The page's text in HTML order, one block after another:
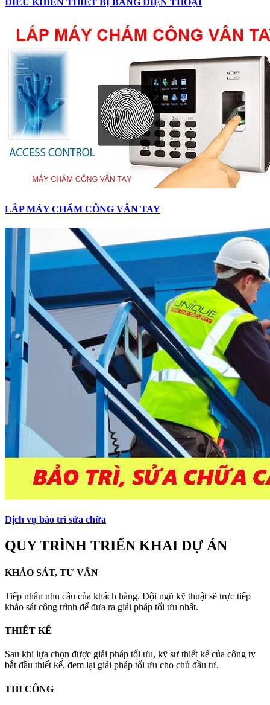
ĐIỀU KHIỂN THIẾT BỊ BẰNG ĐIỆN THOẠI
LẮP MÁY CHẤM CÔNG VÂN TAY
Dịch vụ bảo trì sửa chữa
QUY TRÌNH TRIỂN KHAI DỰ ÁN
KHẢO SÁT, TƯ VẤN
Tiếp nhận nhu cầu của khách hàng. Đội ngũ kỹ thuật sẽ trực tiếp
khảo sát công trình để đưa ra giải pháp tối ưu nhất.
THIẾT KẾ
Sau khi lựa chọn được giải pháp tối ưu, kỹ sư thiết kế của công ty
bắt đầu thiết kế, đem lại giải pháp tối ưu cho chủ đầu tư.
THI CÔNG